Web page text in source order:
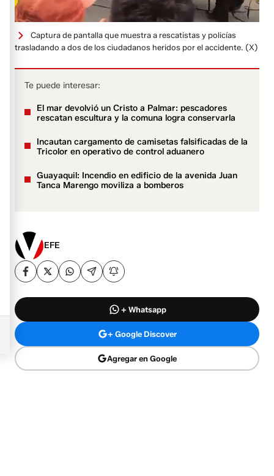
Captura de pantalla que muestra a rescatistas y policías
trasladando a dos de los ciudadanos heridos por el accidente. (X)
Te puede interesar:
El mar devolvió un Cristo a Palmar: pescadores
rescatan escultura y la comuna logra conservarla
Incautan cargamento de camisetas falsificadas de la
Tricolor en operativo de control aduanero
Guayaquil: Incendio en edificio de la avenida Juan
Tanca Marengo moviliza a bomberos
EFE
+ Whatsapp
+ Google Discover
Agregar en Google